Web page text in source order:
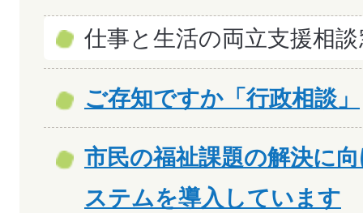
仕事と生活の両立支援相
ご存知ですか「行政相談」
市民の福祉課題の解決に
ステムを導入しています